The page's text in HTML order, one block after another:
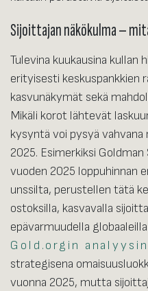
Sijoittajan näkökulma –
Tulevina kuukausina
erityisesti keskuspankkien
kasvunäkymät sekä
Mikäli korot lähtevät
kysyntä voi pysyä vahvana
2025. Esimerkiksi
vuoden 2025 loppuhinnan
unssilta, perustellen tätä
ostoksilla, kasvavalla
epävarmuudella
Gold.orgin analyysin
strategisena
vuonna 2025, mutta